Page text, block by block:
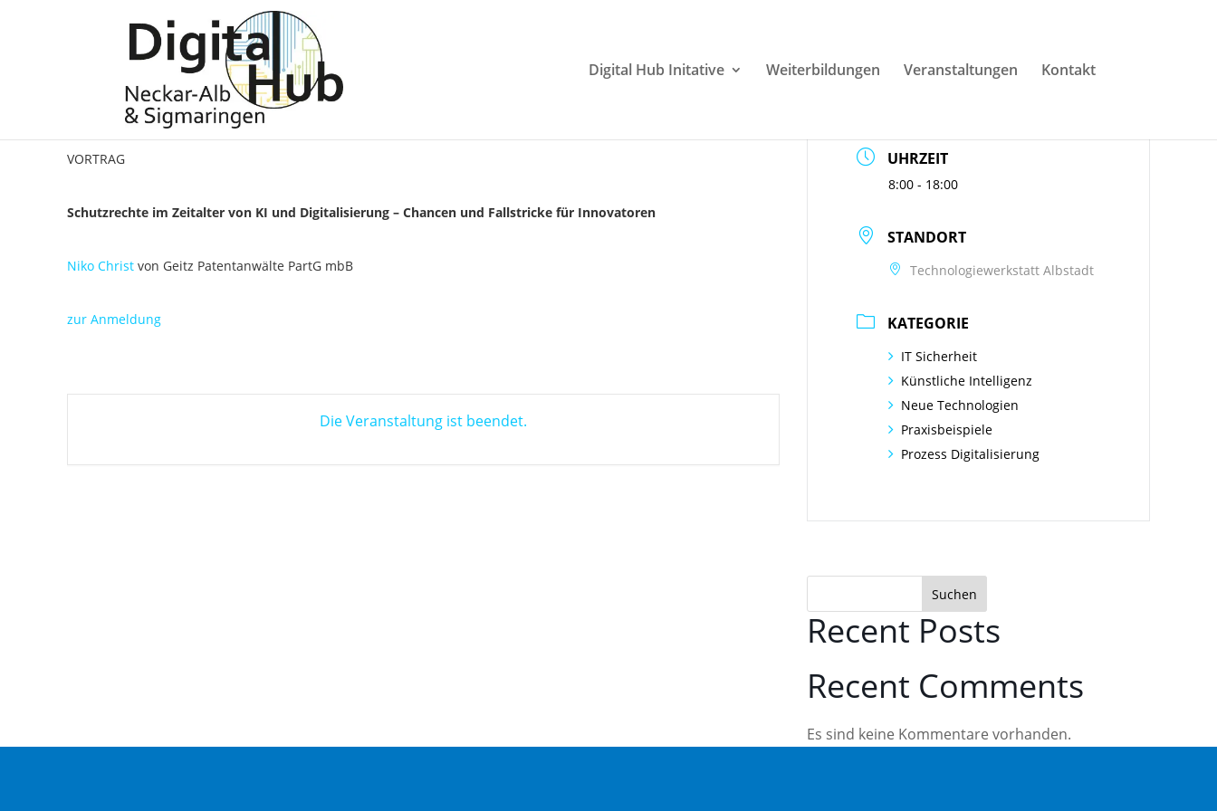
Digital Hub Initative Weiterbildungen Veranstaltungen Kontakt
IP-Strategie
Technologiewerkstatt Albstadt
VORTRAG
Schutzrechte im Zeitalter von KI und Digitalisierung – Chancen und Fallstricke für Innovatoren
Niko Christ von Geitz Patentanwälte PartG mbB
zur Anmeldung
Die Veranstaltung ist beendet.
DATUM
01.01.2025
UHRZEIT
8:00 - 18:00
STANDORT
Technologiewerkstatt Albstadt
KATEGORIE
IT Sicherheit
Künstliche Intelligenz
Neue Technologien
Praxisbeispiele
Prozess Digitalisierung
Suchen
Recent Posts
Recent Comments
Es sind keine Kommentare vorhanden.